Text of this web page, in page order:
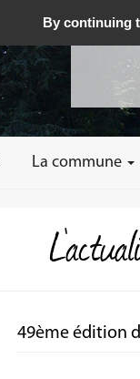
La commune
49ème édition
By continuing